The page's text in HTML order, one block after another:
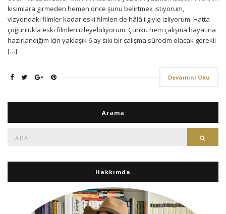
kısımlara girmeden hemen önce şunu belirtmek istiyorum,
vizyondaki filmler kadar eski filmleri de hâlâ ilgiyle izliyorum. Hatta
çoğunlukla eski filmleri izleyebiliyorum. Çünkü hem çalışma hayatına
hazırlandığım için yaklaşık 6 ay sıkı bir çalışma sürecim olacak gerekli
[…]
Devamını Oku
Arama
Hakkımda